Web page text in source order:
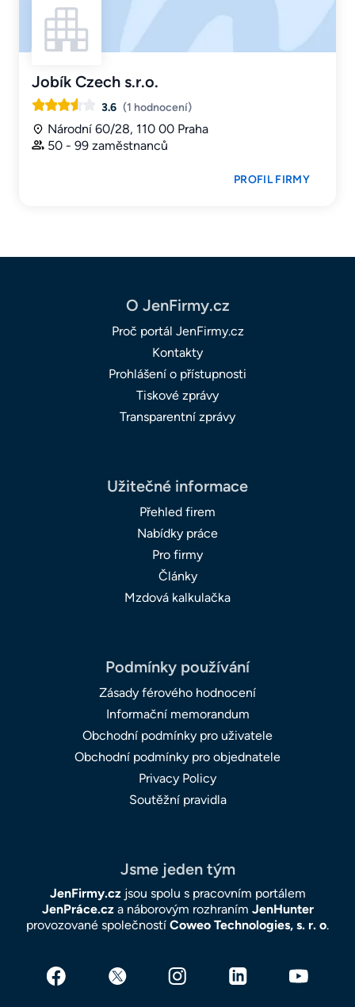
Jobík Czech s.r.o.
3.6 (1 hodnocení)
Národní 60/28, 110 00 Praha
50 - 99 zaměstnanců
PROFIL FIRMY
O JenFirmy.cz
Proč portál JenFirmy.cz
Kontakty
Prohlášení o přístupnosti
Tiskové zprávy
Transparentní zprávy
Užitečné informace
Přehled firem
Nabídky práce
Pro firmy
Články
Mzdová kalkulačka
Podmínky používání
Zásady férového hodnocení
Informační memorandum
Obchodní podmínky pro uživatele
Obchodní podmínky pro objednatele
Privacy Policy
Soutěžní pravidla
Jsme jeden tým
JenFirmy.czjsou spolu s pracovním portálem
JenPráce.cza náborovým rozhraním JenHunter
provozované společností Coweo Technologies, s. r. o.